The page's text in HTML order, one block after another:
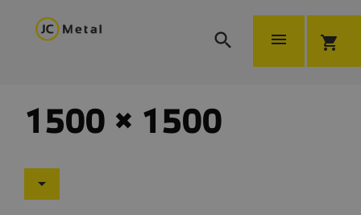
  shopping_cart
1500 × 1500
